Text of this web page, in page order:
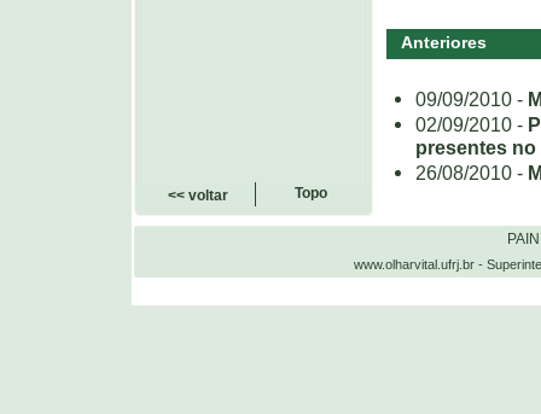
Anteriores
09/09/2010 -
02/09/2010 -
presentes
26/08/2010 -
<< voltar Topo
www.olharvital.ufrj.br -